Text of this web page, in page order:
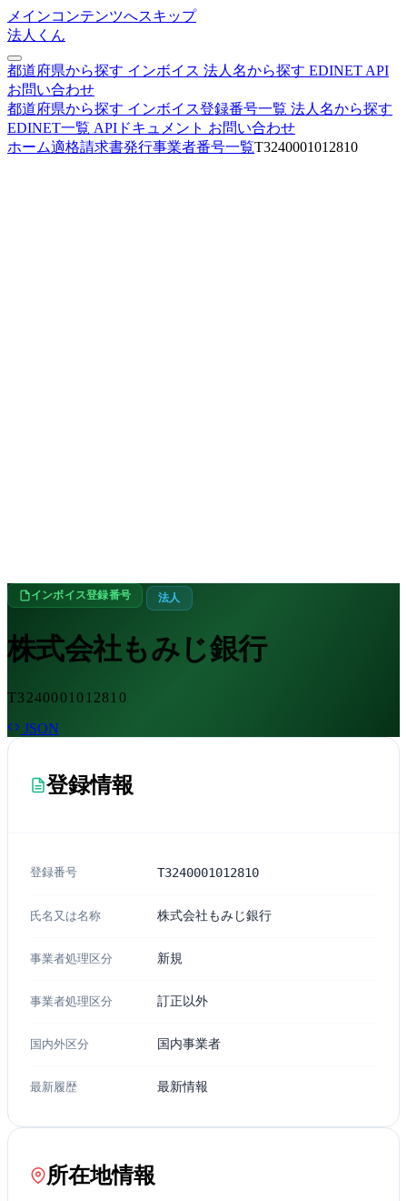
メインコンテンツへスキップ
法人くん
都道府県から探す インボイス 法人名から探す EDINET API
お問い合わせ
都道府県から探す インボイス登録番号一覧 法人名から探す
EDINET一覧 APIドキュメント お問い合わせ
ホーム適格請求書発行事業者番号一覧T3240001012810
インボイス登録番号 法人
株式会社もみじ銀行
T3240001012810
JSON
登録情報
登録番号 T3240001012810
氏名又は名称 株式会社もみじ銀行
事業者処理区分 新規
事業者処理区分 訂正以外
国内外区分 国内事業者
最新履歴 最新情報
所在地情報